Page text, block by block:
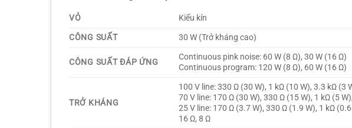
VỎ
Kiểu kín
CÔNG SUẤT
30 W (Trở kháng cao)
CÔNG SUẤT ĐÁP ỨNG
Continuous pink noise: 60 W (8 Ω), 30 W (16 Ω)
Continuous program: 120 W (8 Ω), 60 W (16 Ω)
TRỞ KHÁNG
100 V line: 330 Ω (30 W), 1 kΩ (10 W), 3.3 kΩ (3
70 V line: 170 Ω (30 W), 330 Ω (15 W), 1 kΩ (5
25 V line: 170 Ω (3.7 W), 330 Ω (1.9 W), 1 kΩ
16 Ω, 8 Ω